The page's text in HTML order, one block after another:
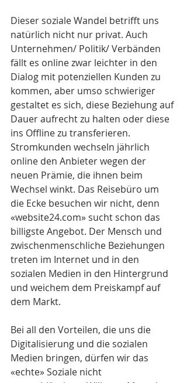
Dieser soziale Wandel betrifft uns
natürlich nicht nur privat. Auch
Unternehmen/ Politik/ Verbänden
fällt es online zwar leichter in den
Dialog mit potenziellen Kunden zu
kommen, aber umso schwieriger
gestaltet es sich, diese Beziehung auf
Dauer aufrecht zu halten oder diese
ins Offline zu transferieren.
Stromkunden wechseln jährlich
online den Anbieter wegen der
neuen Prämie, die ihnen beim
Wechsel winkt. Das Reisebüro um
die Ecke besuchen wir nicht, denn
«website24.com» sucht schon das
billigste Angebot. Der Mensch und
zwischenmenschliche Beziehungen
treten im Internet und in den
sozialen Medien in den Hintergrund
und weichem dem Preiskampf auf
dem Markt.
Bei all den Vorteilen, die uns die
Digitalisierung und die sozialen
Medien bringen, dürfen wir das
«echte» Soziale nicht